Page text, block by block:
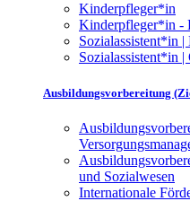
Kinderpfleger*in
Kinderpfleger*in -
Sozialassistent*in
Sozialassistent*in |
Ausbildungsvorbereitung
und Sozialwesen
Internationale